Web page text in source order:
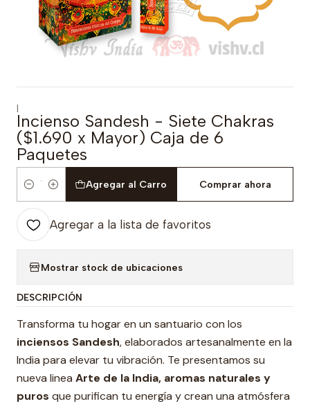
|
Incienso Sandesh - Siete Chakras
($1.690 x Mayor) Caja de 6
Paquetes
Cantidad
Agregar al Carro Comprar ahora
Agregar a la lista de favoritos
Mostrar stock de ubicaciones
DESCRIPCIÓN
Transforma tu hogar en un santuario con los
inciensos Sandesh, elaborados artesanalmente en la
India para elevar tu vibración. Te presentamos su
nueva linea Arte de la India, aromas naturales y
puros que purifican tu energía y crean una atmósfera